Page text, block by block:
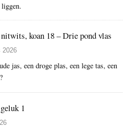
koan 18 – Drie pond vlas
2026
jas, een droge plas, een lege tas, een
1